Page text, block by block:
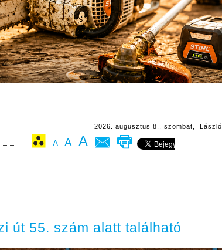
2026. augusztus 8., szombat, László
A A A
út 55. szám alatt található